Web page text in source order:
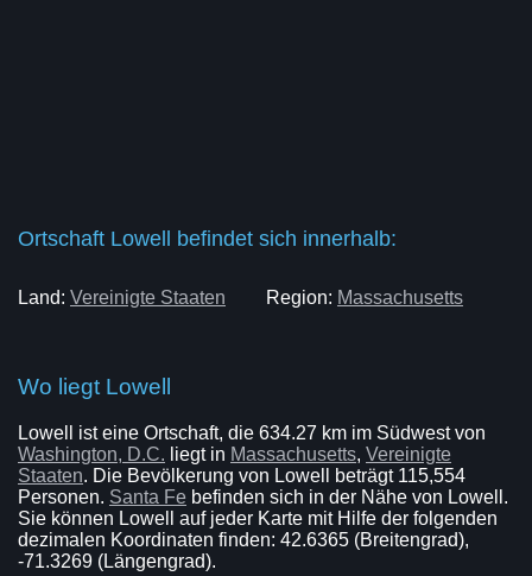
Ortschaft Lowell befindet sich innerhalb:
Land: Vereinigte Staaten Region: Massachusetts
Wo liegt Lowell
Lowell ist eine Ortschaft, die 634.27 km im Südwest von
Washington, D.C. liegt in Massachusetts, Vereinigte
Staaten. Die Bevölkerung von Lowell beträgt 115,554
Personen. Santa Fe befinden sich in der Nähe von Lowell.
Sie können Lowell auf jeder Karte mit Hilfe der folgenden
dezimalen Koordinaten finden: 42.6365 (Breitengrad),
-71.3269 (Längengrad).